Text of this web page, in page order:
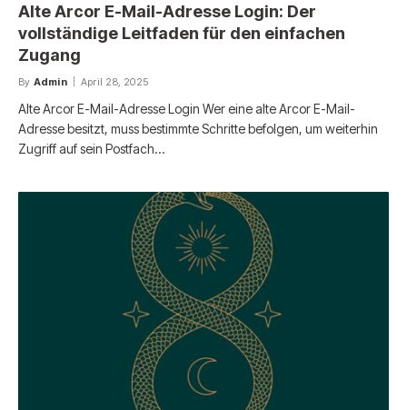
Alte Arcor E-Mail-Adresse Login: Der
vollständige Leitfaden für den einfachen
Zugang
By Admin April 28, 2025
Alte Arcor E-Mail-Adresse Login Wer eine alte Arcor E-Mail-
Adresse besitzt, muss bestimmte Schritte befolgen, um weiterhin
Zugriff auf sein Postfach…